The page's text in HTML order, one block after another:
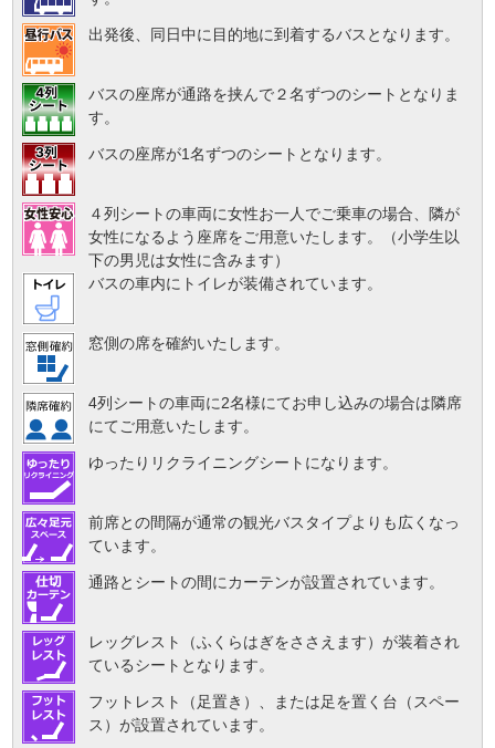
出発後、同日中に目的地に到着するバスとなります。
バスの座席が通路を挟んで２名ずつのシートとなりま
す。
バスの座席が1名ずつのシートとなります。
４列シートの車両に女性お一人でご乗車の場合、隣が
女性になるよう座席をご用意いたします。（小学生以
下の男児は女性に含みます）
バスの車内にトイレが装備されています。
窓側の席を確約いたします。
4列シートの車両に2名様にてお申し込みの場合は隣席
にてご用意いたします。
ゆったりリクライニングシートになります。
前席との間隔が通常の観光バスタイプよりも広くなっ
ています。
通路とシートの間にカーテンが設置されています。
レッグレスト（ふくらはぎをささえます）が装着され
ているシートとなります。
フットレスト（足置き）、または足を置く台（スペー
ス）が設置されています。